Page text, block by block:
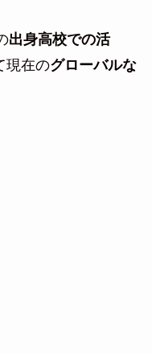
出身高校での活
現在のグローバルな